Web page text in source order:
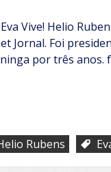
Vive! Helio
Jornal. Foi
por três anos.
Rubens